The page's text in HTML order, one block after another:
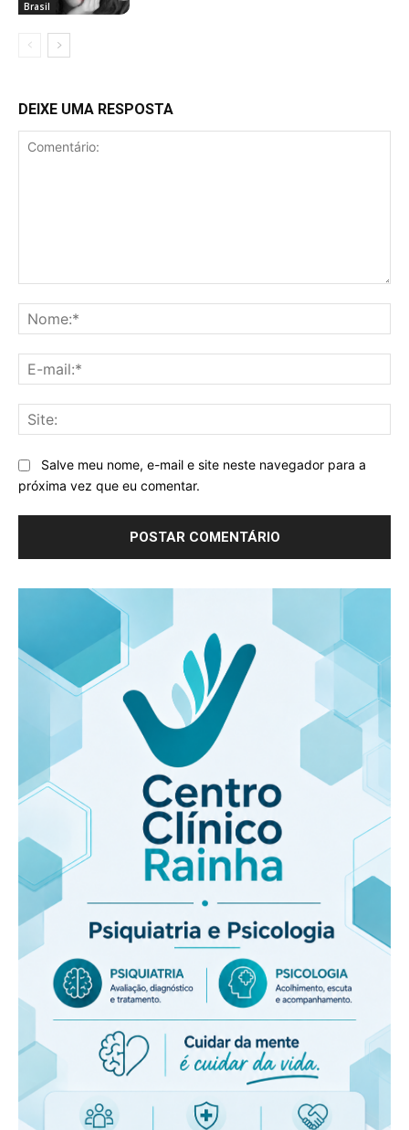
Brasil
DEIXE UMA RESPOSTA
Salve meu nome, e-mail e site neste navegador para a
próxima vez que eu comentar.